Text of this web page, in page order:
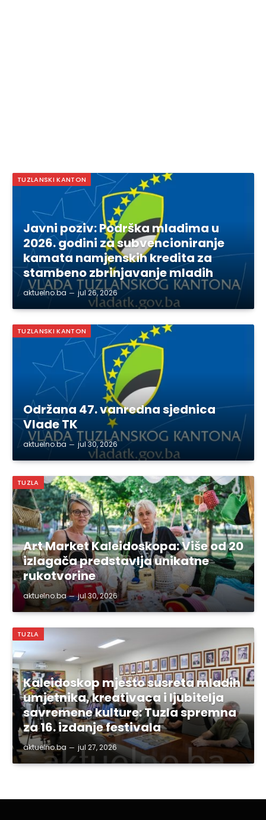
TUZLANSKI KANTON
Javni poziv: Podrška mladima u
2026. godini za subvencioniranje
kamata namjenskih kredita za
stambeno zbrinjavanje mladih
aktuelno.ba jul 26, 2026
TUZLANSKI KANTON
Održana 47. vanredna sjednica
Vlade TK
aktuelno.ba jul 30, 2026
TUZLA
Art Market Kaleidoskopa: Više od 20
izlagača predstavlja unikatne
rukotvorine
aktuelno.ba jul 30, 2026
TUZLA
Kaleidoskop mjesto susreta mladih
umjetnika, kreativaca i ljubitelja
savremene kulture: Tuzla spremna
za 16. izdanje festivala
aktuelno.ba jul 27, 2026